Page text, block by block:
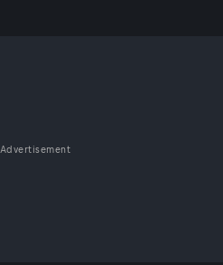
Advertisement